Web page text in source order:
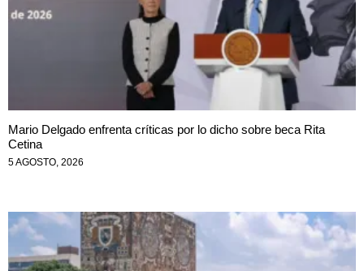
Mario Delgado enfrenta críticas por lo dicho sobre beca Rita
Cetina
5 AGOSTO, 2026